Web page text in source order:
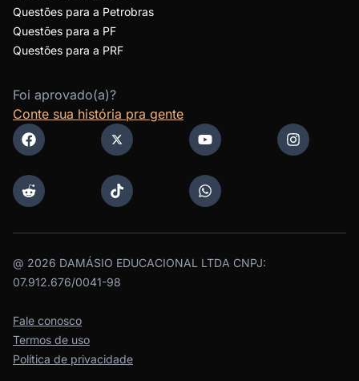
Questões para a Petrobras
Questões para a PF
Questões para a PRF
Foi aprovado(a)?
Conte sua história pra gente
@ 2026 DAMÁSIO EDUCACIONAL LTDA CNPJ:
07.912.676/0041-98
Fale conosco
Termos de uso
Política de privacidade